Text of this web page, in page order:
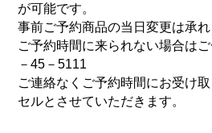
が可能です。
事前ご予約商品の当日変更は承れ
ご予約時間に来られない場合は
－45－5111
ご連絡なくご予約時間にお受け
セルとさせていただきます。